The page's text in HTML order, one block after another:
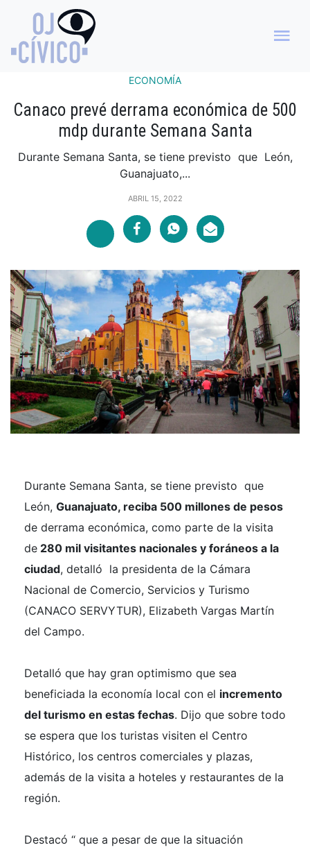
ECONOMÍA
Canaco prevé derrama económica de 500
mdp durante Semana Santa
Durante Semana Santa, se tiene previsto que León,
Guanajuato,...
ABRIL 15, 2022
Durante Semana Santa, se tiene previsto que
León, Guanajuato, reciba 500 millones de pesos
de derrama económica, como parte de la visita
de 280 mil visitantes nacionales y foráneos a la
ciudad, detalló la presidenta de la Cámara
Nacional de Comercio, Servicios y Turismo
(CANACO SERVYTUR), Elizabeth Vargas Martín
del Campo.
Detalló que hay gran optimismo que sea
beneficiada la economía local con el incremento
del turismo en estas fechas. Dijo que sobre todo
se espera que los turistas visiten el Centro
Histórico, los centros comerciales y plazas,
además de la visita a hoteles y restaurantes de la
región.
Destacó “ que a pesar de que la situación